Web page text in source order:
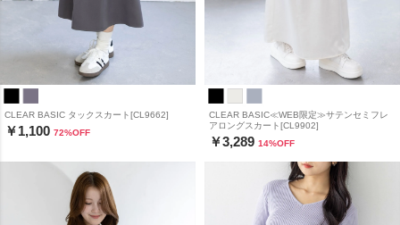
CLEAR BASIC タックスカート[CL9662]
￥1,100 72%OFF
CLEAR BASIC≪WEB限定≫サテンセミフレ
アロングスカート[CL9902]
￥3,289 14%OFF